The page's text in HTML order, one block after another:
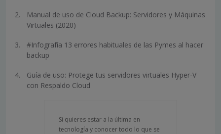
Manual de uso de Cloud Backup: Servidores y Máquinas
Virtuales (2020)
#Infografía 13 errores habituales de las Pymes al hacer
backup
Guía de uso: Protege tus servidores virtuales Hyper-V
con Respaldo Cloud
Si quieres estar a la última en
tecnología y conocer todo lo que se